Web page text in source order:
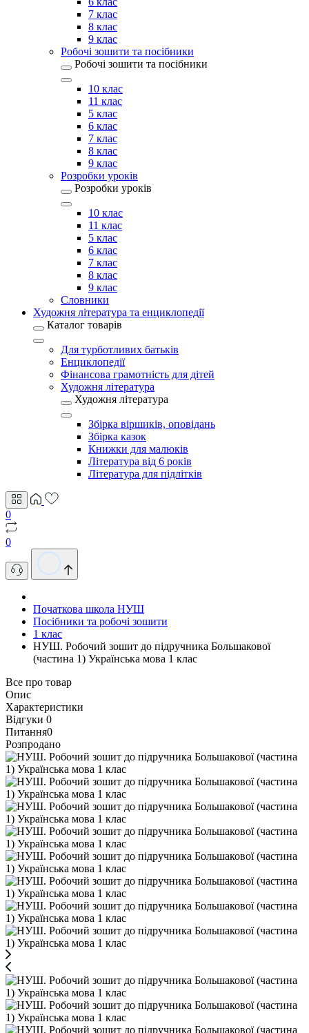
7 клас
8 клас
9 клас
Робочі зошити та посібники
Робочі зошити та посібники
10 клас
11 клас
5 клас
6 клас
7 клас
8 клас
9 клас
Розробки уроків
Розробки уроків
10 клас
11 клас
5 клас
6 клас
7 клас
8 клас
9 клас
Словники
Художня література та енциклопедії
Каталог товарів
Для турботливих батьків
Енциклопедії
Фінансова грамотність для дітей
Художня література
Художня література
Збірка віршиків, оповідань
Збірка казок
Книжки для малюків
Література від 6 років
Література для підлітків
0
0
Початкова школа НУШ
Посібники та робочі зошити
1 клас
НУШ. Робочий зошит до підручника Большакової
(частина 1) Українська мова 1 клас
Все про товар
Опис
Характеристики
Відгуки 0
Питання0
Розпродано